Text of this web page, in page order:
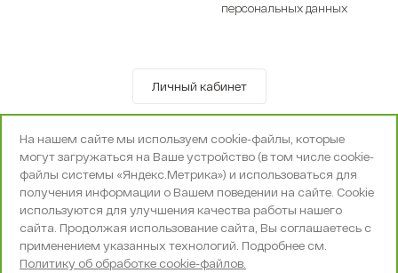
персональных данных
Личный кабинет
© OOO «Экселенте» 2010-2026 г.
Политика конфиденциальности
Поддержка и сопровождение -Вебпространство
На нашем сайте мы используем cookie-файлы, которые
могут загружаться на Ваше устройство (в том числе cookie-
файлы системы «Яндекс.Метрика») и использоваться для
получения информации о Вашем поведении на сайте. Cookie
используются для улучшения качества работы нашего
сайта. Продолжая использование сайта, Вы соглашаетесь с
применением указанных технологий. Подробнее см.
Политику об обработке cookie-файлов.